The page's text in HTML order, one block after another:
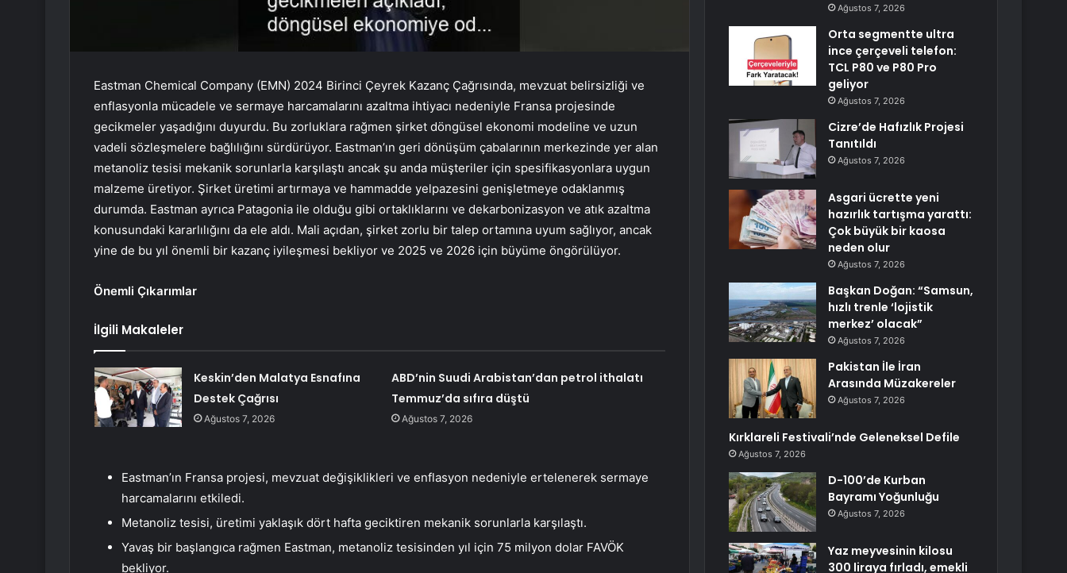
Eastman Chemical Company (EMN) 2024 Birinci Çeyrek Kazanç Çağrısında, mevzuat belirsizliği ve
enflasyonla mücadele ve sermaye harcamalarını azaltma ihtiyacı nedeniyle Fransa projesinde
gecikmeler yaşadığını duyurdu. Bu zorluklara rağmen şirket döngüsel ekonomi modeline ve uzun
vadeli sözleşmelere bağlılığını sürdürüyor. Eastman’ın geri dönüşüm çabalarının merkezinde yer alan
metanoliz tesisi mekanik sorunlarla karşılaştı ancak şu anda müşteriler için spesifikasyonlara uygun
malzeme üretiyor. Şirket üretimi artırmaya ve hammadde yelpazesini genişletmeye odaklanmış
durumda. Eastman ayrıca Patagonia ile olduğu gibi ortaklıklarını ve dekarbonizasyon ve atık azaltma
konusundaki kararlılığını da ele aldı. Mali açıdan, şirket zorlu bir talep ortamına uyum sağlıyor, ancak
yine de bu yıl önemli bir kazanç iyileşmesi bekliyor ve 2025 ve 2026 için büyüme öngörülüyor.
Önemli Çıkarımlar
İlgili Makaleler
Keskin’den Malatya Esnafına
Destek Çağrısı
Ağustos 7, 2026
ABD’nin Suudi Arabistan’dan petrol ithalatı
Temmuz’da sıfıra düştü
Ağustos 7, 2026
Eastman’ın Fransa projesi, mevzuat değişiklikleri ve enflasyon nedeniyle ertelenerek sermaye
harcamalarını etkiledi.
Metanoliz tesisi, üretimi yaklaşık dört hafta geciktiren mekanik sorunlarla karşılaştı.
Yavaş bir başlangıca rağmen Eastman, metanoliz tesisinden yıl için 75 milyon dolar FAVÖK
bekliyor.
Ağustos 7, 2026
Orta segmentte ultra
ince çerçeveli telefon:
TCL P80 ve P80 Pro
geliyor
Ağustos 7, 2026
Cizre’de Hafızlık Projesi
Tanıtıldı
Ağustos 7, 2026
Asgari ücrette yeni
hazırlık tartışma yarattı:
Çok büyük bir kaosa
neden olur
Ağustos 7, 2026
Başkan Doğan: “Samsun,
hızlı trenle ‘lojistik
merkez’ olacak”
Ağustos 7, 2026
Pakistan İle İran
Arasında Müzakereler
Ağustos 7, 2026
Kırklareli Festivali’nde Geleneksel Defile
Ağustos 7, 2026
D-100’de Kurban
Bayramı Yoğunluğu
Ağustos 7, 2026
Yaz meyvesinin kilosu
300 liraya fırladı, emekli